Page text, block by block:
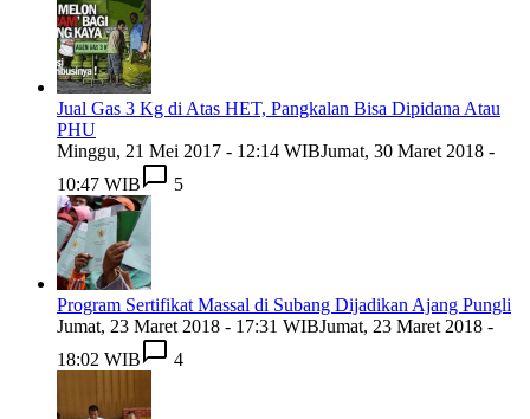
Jual Gas 3 Kg di Atas HET, Pangkalan Bisa Dipidana Atau
PHU
Minggu, 21 Mei 2017 - 12:14 WIBJumat, 30 Maret 2018 -
10:47 WIB
5
Program Sertifikat Massal di Subang Dijadikan Ajang Pungli
Jumat, 23 Maret 2018 - 17:31 WIBJumat, 23 Maret 2018 -
18:02 WIB
4